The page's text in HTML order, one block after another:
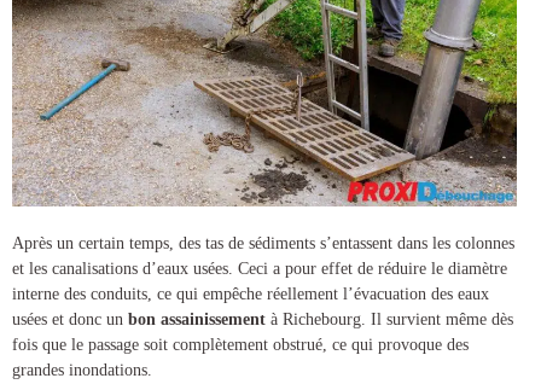
Après un certain temps, des tas de sédiments s’entassent dans les colonnes
et les canalisations d’eaux usées. Ceci a pour effet de réduire le diamètre
interne des conduits, ce qui empêche réellement l’évacuation des eaux
usées et donc un bon assainissement à Richebourg . Il survient même dès
fois que le passage soit complètement obstrué, ce qui provoque des
grandes inondations.